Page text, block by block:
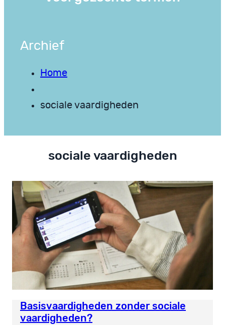
Archief
Home
sociale vaardigheden
sociale vaardigheden
Basisvaardigheden zonder sociale
vaardigheden?